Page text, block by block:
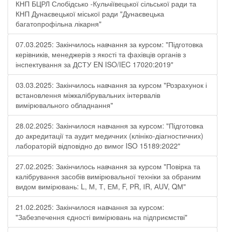
КНП БЦРЛ Слобідсько -Кульчіївецької сільської ради та
КНП Дунаєвецької міської ради "Дунаєвецька
багатопрофільна лікарня"
07.03.2025: Закінчилось навчання за курсом: "Підготовка
керівників, менеджерів з якості та фахівців органів з
інспектування за ДСТУ EN ISO/IEC 17020:2019"
03.03.2025: Закінчилось навчання за курсом "Розрахунок і
встановлення міжкалібрувальних інтервалів
вимірювального обладнання"
28.02.2025: Закінчилося навчання за курсом: "Підготовка
до акредитації та аудит медичних (клініко-діагностичних)
лабораторій відповідно до вимог ISO 15189:2022"
27.02.2025: Закінчилось навчання за курсом "Повірка та
калібрування засобів вимірювальної техніки за обраним
видом вимірювань: L, М, Т, ЕМ, F, РR, ІR, АUV, QМ"
21.02.2025: Закінчилося навчання за курсом:
"Забезпечення єдності вимірювань на підприємстві"